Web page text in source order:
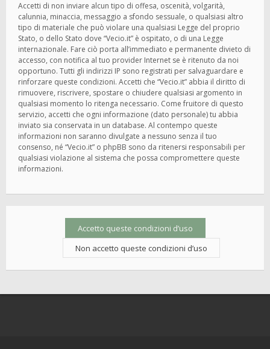
Accetti di non inviare alcun tipo di offesa, oscenità, volgarità,
calunnia, minaccia, messaggio a sfondo sessuale, o qualsiasi altro
tipo di materiale che può violare una qualsiasi Legge del proprio
Stato, o dello Stato dove “Vecio.it” è ospitato, o di una Legge
internazionale. Fare ciò porta all’immediato e permanente divieto di
accesso, con notifica al tuo provider Internet se è ritenuto da noi
opportuno. Tutti gli indirizzi IP sono registrati per salvaguardare e
rinforzare queste condizioni. Accetti che “Vecio.it” abbia il diritto di
rimuovere, riscrivere, spostare o chiudere qualsiasi argomento in
qualsiasi momento lo ritenga necessario. Come fruitore di questo
servizio, accetti che ogni informazione (dato personale) tu abbia
inviato sia conservata in un database. Al contempo queste
informazioni non saranno divulgate a nessuno senza il tuo
consenso, né “Vecio.it” o phpBB sono da ritenersi responsabili per
qualsiasi violazione al sistema che possa compromettere queste
informazioni.